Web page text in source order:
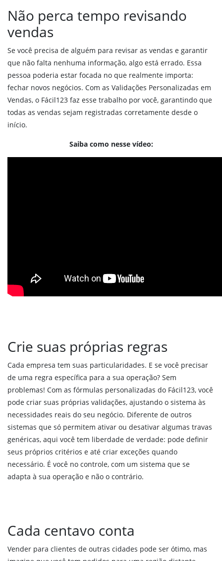
Integração com sua Loja Virtual
Validações em vendas
MDF-e
PDV online
Financeiro
Régua de cobrança
Expedição
Produção
Planejamento
Rastreabilidade
Custos da produção
Receitas ou bateladas
Validações na produção
SPED Fiscal – Bloco K
Não perca tempo revisando
vendas
Se você precisa de alguém para revisar as vendas e garantir
que não falta nenhuma informação, algo está errado. Essa
pessoa poderia estar focada no que realmente importa:
fechar novos negócios. Com as Validações Personalizadas em
Vendas, o Fácil123 faz esse trabalho por você, garantindo que
todas as vendas sejam registradas corretamente desde o
início.
Saiba como nesse vídeo:
Crie suas próprias regras
Cada empresa tem suas particularidades. E se você precisar
de uma regra específica para a sua operação? Sem
problemas! Com as fórmulas personalizadas do Fácil123, você
pode criar suas próprias validações, ajustando o sistema às
necessidades reais do seu negócio. Diferente de outros
sistemas que só permitem ativar ou desativar algumas travas
genéricas, aqui você tem liberdade de verdade: pode definir
seus próprios critérios e até criar exceções quando
necessário. É você no controle, com um sistema que se
adapta à sua operação e não o contrário.
Cada centavo conta
Vender para clientes de outras cidades pode ser ótimo, mas